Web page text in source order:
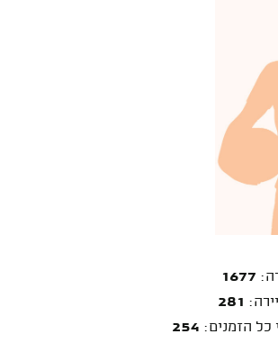
1677
281
הזמנים: 254